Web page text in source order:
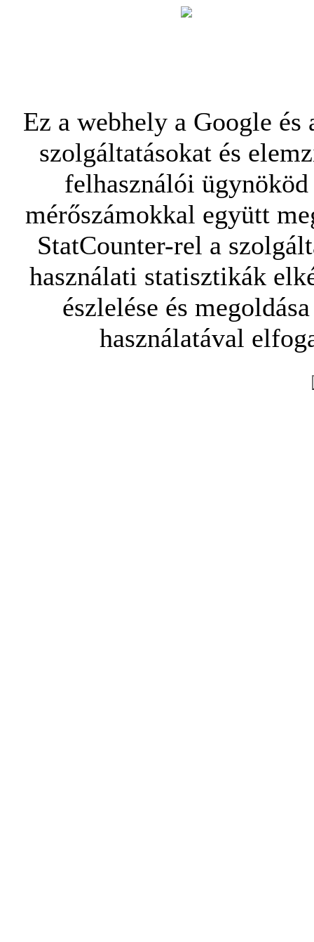
Ez a webhely a Google
szolgáltatásokat és
felhasználói
mérőszámokkal együtt
StatCounter-rel a
használati statisztikák
észlelése és
használatával